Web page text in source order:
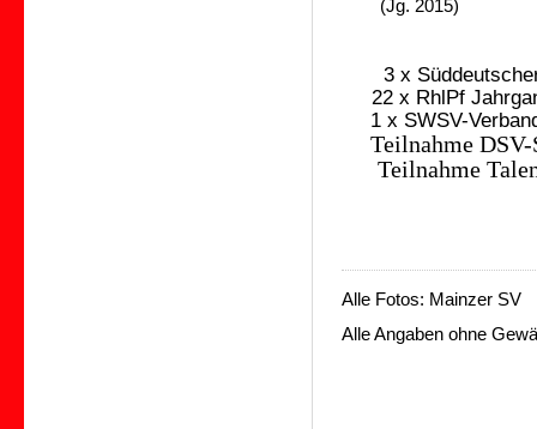
(Jg. 2015)
3 x Süddeutscher
22 x RhlPf
1 x SWSV-
Teilnahme
Teilnahme
Alle Fotos: Mainzer SV
Alle Angaben ohne